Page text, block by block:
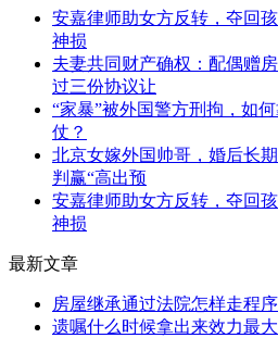
安嘉律师助女方反转，夺回
神损
夫妻共同财产确权：配偶赠
过三份协议让
“家暴”被外国警方刑拘，如
仗？
北京女嫁外国帅哥，婚后长
判赢“高出预
安嘉律师助女方反转，夺回
神损
最新文章
房屋继承通过法院怎样走程
遗嘱什么时候拿出来效力最大